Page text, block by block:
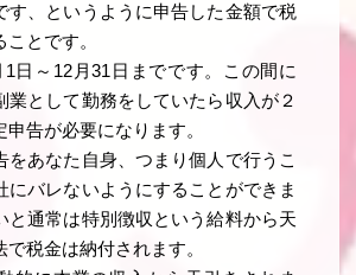
す、というように申告した金額で税
とです。
日～12月31日までです。この間に
業として勤務をしていたら収入が２
告が必要になります。
をあなた自身、つまり個人で行うこ
にバレないようにすることができま
と通常は特別徴収という給料から天
税金は納付されます。